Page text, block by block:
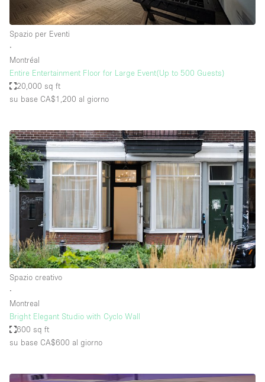
Spazio per Eventi
∙
Montréal
Entire Entertainment Floor for Large Event(Up to 500 Guests)
20,000 sq ft
su base CA$1,200 al giorno
Spazio creativo
∙
Montreal
Bright Elegant Studio with Cyclo Wall
600 sq ft
su base CA$600 al giorno